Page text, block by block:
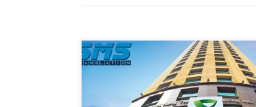
Dịch Thuật SMS tự hào là đối tác đáng